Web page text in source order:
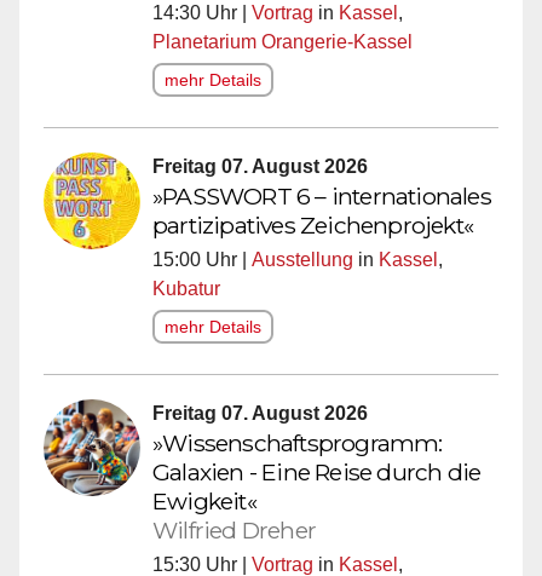
14:30 Uhr | Vortrag in Kassel ,
Planetarium Orangerie-Kassel
mehr Details
Freitag 07. August 2026
»PASSWORT 6 – internationales
partizipatives Zeichenprojekt«
15:00 Uhr | Ausstellung in Kassel ,
Kubatur
mehr Details
Freitag 07. August 2026
»Wissenschaftsprogramm:
Galaxien - Eine Reise durch die
Ewigkeit«
Wilfried Dreher
15:30 Uhr | Vortrag in Kassel ,